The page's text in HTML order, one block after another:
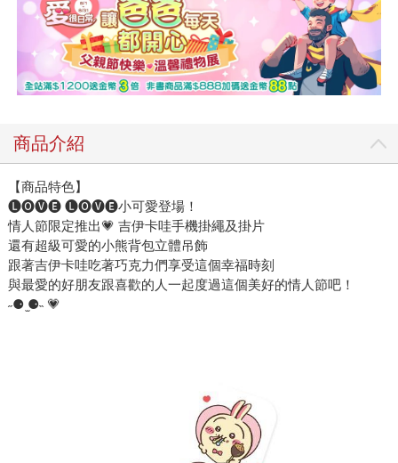
商品介紹
【商品特色】
🅛🅞🅥🅔 🅛🅞🅥🅔小可愛登場！
情人節限定推出💗 吉伊卡哇手機掛繩及掛片
還有超級可愛的小熊背包立體吊飾
跟著吉伊卡哇吃著巧克力們享受這個幸福時刻
與最愛的好朋友跟喜歡的人一起度過這個美好的情人節吧！
˶⚈ ̫⚈˵ 💗